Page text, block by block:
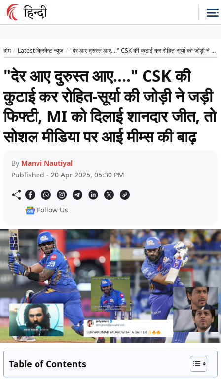
होम Latest क्रिकेट न्यूज "देर आए दुरुस्त आए...." CSK की कुटाई कर रोहित-सूर्या की जोड़ी ने जड़ी फिफ्टी, MI को दिलाई शानदार जीत, तो सोशल मीडिया पर आई मीम्स की बाढ़
"देर आए दुरुस्त आए...." CSK की
कुटाई कर रोहित-सूर्या की जोड़ी ने जड़ी
फिफ्टी, MI को दिलाई शानदार जीत, तो
सोशल मीडिया पर आई मीम्स की बाढ़
By Manvi Nautiyal
Published - 20 Apr 2025, 05:30 PM
Follow Us
Table of Contents